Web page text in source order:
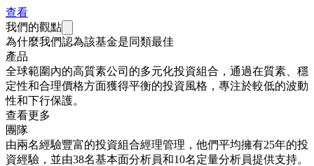
查看
我們的觀點
為什麼我們認為該基金是同類最佳
產品
全球範圍內的高質素公司的多元化投資組合，通過在質素、穩
定性和合理價格方面獲得平衡的投資風格，專注於較低的波動
性和下行保護。
查看更多
團隊
由兩名經驗豐富的投資組合經理管理，他們平均擁有25年的投
資經驗，並由38名基本面分析員和10名定量分析員提供支持。